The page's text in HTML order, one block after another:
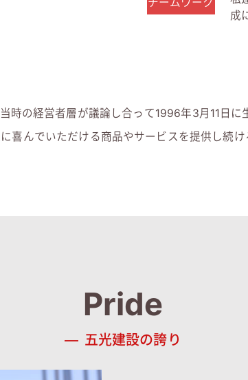
チームワーク
成
時の経営者層が議論し合って1996年3月11日に
喜んでいただける商品やサービスを提供し続け
Pride
五光建設の誇り